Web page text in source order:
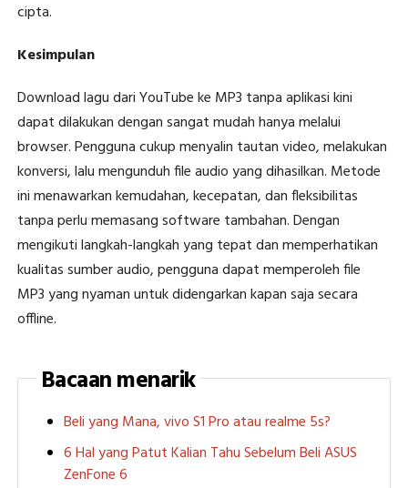
cipta.
Kesimpulan
Download lagu dari YouTube ke MP3 tanpa aplikasi kini
dapat dilakukan dengan sangat mudah hanya melalui
browser. Pengguna cukup menyalin tautan video, melakukan
konversi, lalu mengunduh file audio yang dihasilkan. Metode
ini menawarkan kemudahan, kecepatan, dan fleksibilitas
tanpa perlu memasang software tambahan. Dengan
mengikuti langkah-langkah yang tepat dan memperhatikan
kualitas sumber audio, pengguna dapat memperoleh file
MP3 yang nyaman untuk didengarkan kapan saja secara
offline.
Bacaan menarik
Beli yang Mana, vivo S1 Pro atau realme 5s?
6 Hal yang Patut Kalian Tahu Sebelum Beli ASUS
ZenFone 6